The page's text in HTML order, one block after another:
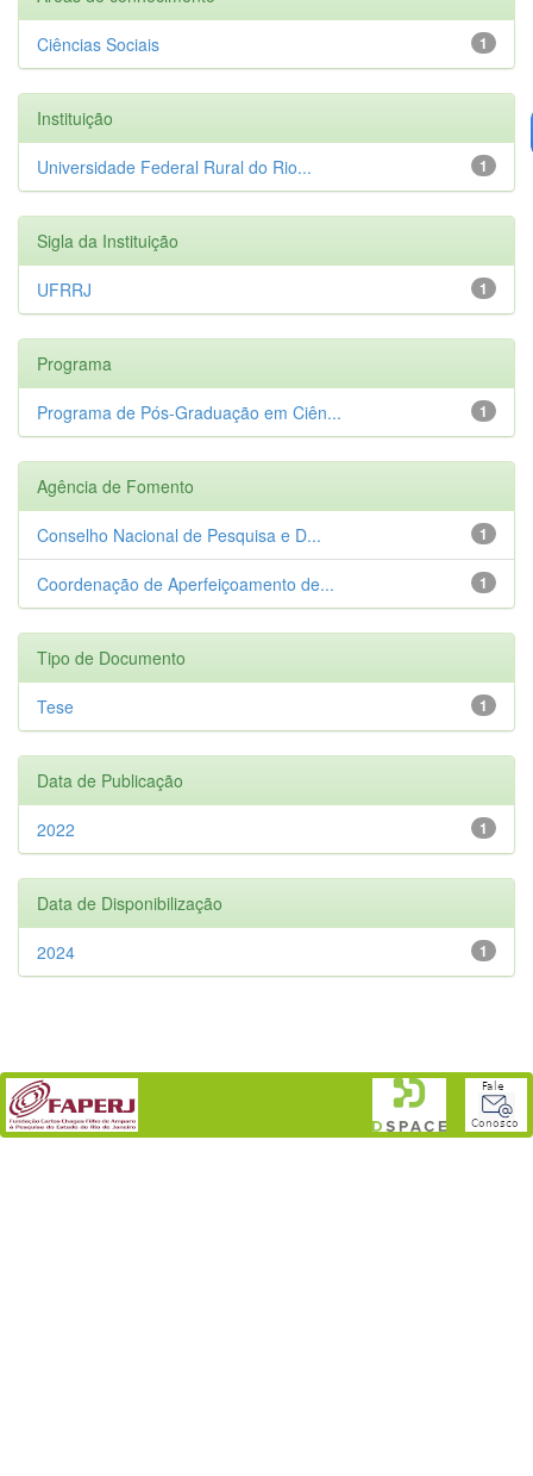
1
Ciências Sociais
Instituição
1
Universidade Federal Rural do Rio...
Sigla da Instituição
1
UFRRJ
Programa
1
Programa de Pós-Graduação em Ciên...
Agência de Fomento
1
Conselho Nacional de Pesquisa e D...
1
Coordenação de Aperfeiçoamento de...
Tipo de Documento
1
Tese
Data de Publicação
1
2022
Data de Disponibilização
1
2024